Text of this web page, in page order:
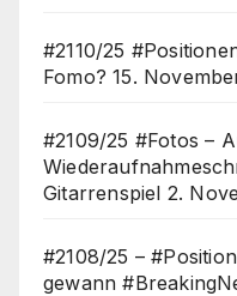
#2110/25
Fomo? 15.
#2109/25 #Fotos –
Gitarrenspiel 2.
#2108/25 –
gewann